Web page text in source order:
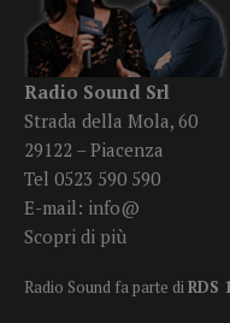
Radio Sound Srl
Strada della Mola, 60
29122 – Piacenza
Tel 0523 590 590
E-mail: info@
Scopri di più
Radio Sound fa parte diRDS